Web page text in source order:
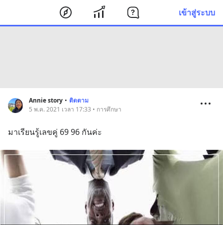
เข้าสู่ระบบ
Annie story • ติดตาม
5 พ.ค. 2021 เวลา 17:33 • การศึกษา
มาเรียนรู้เลขคู่ 69 96 กันค่ะ